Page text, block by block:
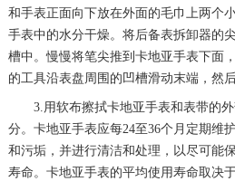
和手表正面向下放在外面的毛巾上两个
手表中的水分干燥。将后备表拆卸器的
槽中。慢慢将笔尖推到卡地亚手表下面
的工具沿表盘周围的凹槽滑动末端，然
3.用软布擦拭卡地亚手表和表带的外
分。卡地亚手表应每24至36个月定期维
和污垢，并进行清洁和处理，以尽可能
寿命。卡地亚手表的平均使用寿命取决